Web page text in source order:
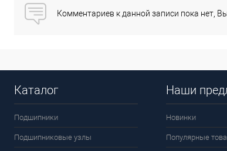
Комментариев к данной записи пока нет,
Каталог
Подшипники
Подшипниковые узлы
Наши
Новинки
Популярные